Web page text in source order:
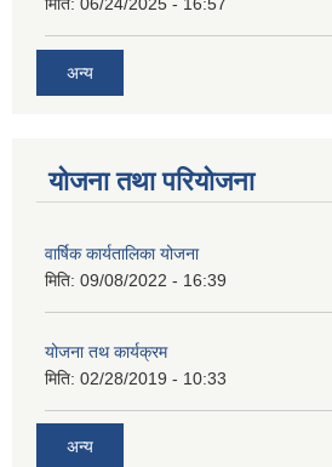
मिति: 06/24/2025 - 16:57
अन्य
योजना तथा परियोजना
वार्षिक कार्यतालिका योजना
मिति: 09/08/2022 - 16:39
योजना तथ कार्यक्रम
मिति: 02/28/2019 - 10:33
अन्य